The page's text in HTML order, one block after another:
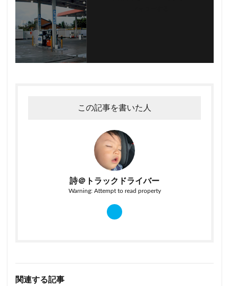
この記事を書いた人
詩＠トラックドライバー
Warning: Attempt to read property
関連する記事